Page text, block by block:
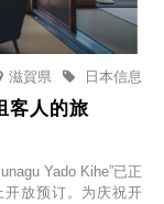
滋賀県 日本信息
客人的旅
Yado Kihe”已正
开放预订。为庆祝开